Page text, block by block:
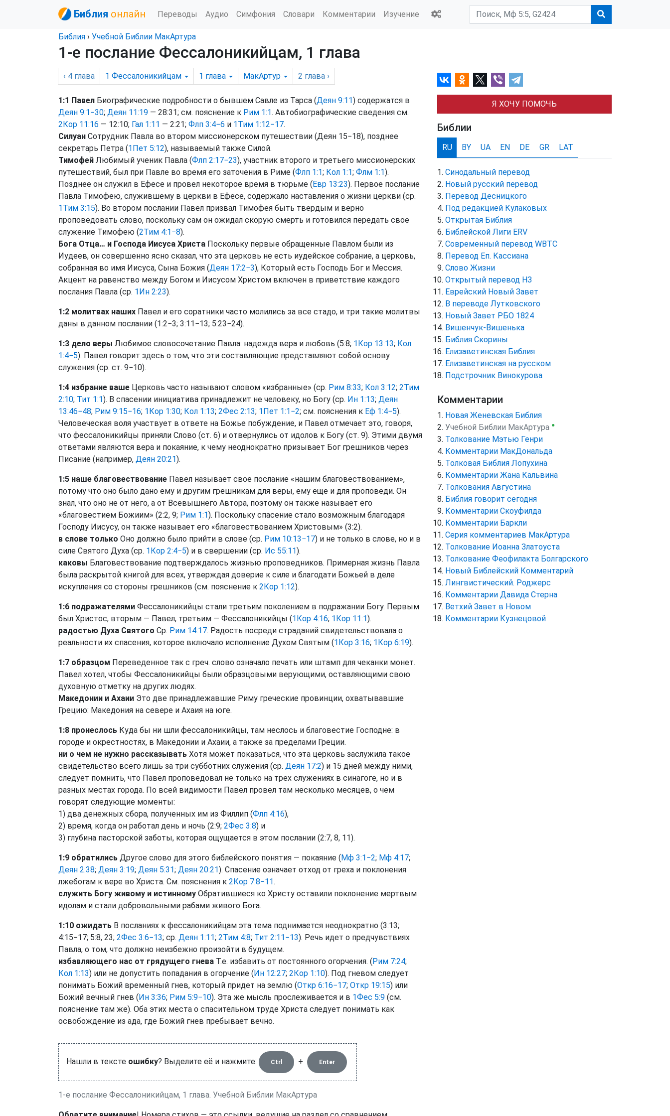
Библия онлайн Переводы Аудио Симфония Словари Комментарии Изучение
Библия › Учебной Библии МакАртура
1-е послание Фессалоникийцам, 1 глава
‹ 4 глава 1 Фессалоникийцам 1 глава МакАртур 2 глава ›
1:1 Павел Биографические подробности о бывшем Савле из Тарса (Деян 9:11) содержатся в
Деян 9:1−30; Деян 11:19 — 28:31; см. пояснение к Рим 1:1. Автобиографические сведения см.
2Кор 11:16 — 12:10; Гал 1:11 — 2:21; Флп 3:4−6 и 1Тим 1:12−17.
Силуан Сотрудник Павла во втором миссионерском путешествии (Деян 15−18), позднее
секретарь Петра (1Пет 5:12), называемый также Силой.
Тимофей Любимый ученик Павла (Флп 2:17−23), участник второго и третьего миссионерских
путешествий, был при Павле во время его заточения в Риме (Флп 1:1; Кол 1:1; Флм 1:1).
Позднее он служил в Ефесе и провел некоторое время в тюрьме (Евр 13:23). Первое послание
Павла Тимофею, служившему в церкви в Ефесе, содержало наставления о жизни церкви (ср.
1Тим 3:15). Во втором послании Павел призвал Тимофея быть твердым и верно
проповедовать слово, поскольку сам он ожидал скорую смерть и готовился передать свое
служение Тимофею (2Тим 4:1−8).
Бога Отца… и Господа Иисуса Христа Поскольку первые обращенные Павлом были из
Иудеев, он совершенно ясно сказал, что эта церковь не есть иудейское собрание, а церковь,
собранная во имя Иисуса, Сына Божия (Деян 17:2−3), Который есть Господь Бог и Мессия.
Акцент на равенство между Богом и Иисусом Христом включен в приветствие каждого
послания Павла (ср. 1Ин 2:23).
1:2 молитвах наших Павел и его соратники часто молились за все стадо, и три такие молитвы
даны в данном послании (1:2−3; 3:11−13; 5:23−24).
1:3 дело веры Любимое словосочетание Павла: надежда вера и любовь (5:8; 1Кор 13:13; Кол
1:4−5). Павел говорит здесь о том, что эти составляющие представляют собой основу
служения (ср. ст. 9−10).
1:4 избрание ваше Церковь часто называют словом «избранные» (ср. Рим 8:33; Кол 3:12; 2Тим
2:10; Тит 1:1). В спасении инициатива принадлежит не человеку, но Богу (ср. Ин 1:13; Деян
13:46−48; Рим 9:15−16; 1Кор 1:30; Кол 1:13; 2Фес 2:13; 1Пет 1:1−2; см. пояснения к Еф 1:4−5).
Человеческая воля участвует в ответе на Божье побуждение, и Павел отмечает это, говоря,
что фессалоникийцы приняли Слово (ст. 6) и отвернулись от идолов к Богу (ст. 9). Этими двумя
ответами являются вера и покаяние, к чему неоднократно призывает Бог грешников через
Писание (например, Деян 20:21).
1:5 наше благовествование Павел называет свое послание «нашим благовествованием»,
потому что оно было дано ему и другим грешникам для веры, ему еще и для проповеди. Он
знал, что оно не от него, а от Всевышнего Автора, поэтому он также называет его
«благовестием Божиим» (2:2, 9; Рим 1:1). Поскольку спасение стало возможным благодаря
Господу Иисусу, он также называет его «благовествованием Христовым» (3:2).
в слове только Оно должно было прийти в слове (ср. Рим 10:13−17) и не только в слове, но и в
силе Святого Духа (ср. 1Кор 2:4−5) и в свершении (ср. Ис 55:11).
каковы Благовествование подтверждалось жизнью проповедников. Примерная жизнь Павла
была раскрытой книгой для всех, утверждая доверие к силе и благодати Божьей в деле
искупления со стороны грешников (см. пояснение к 2Кор 1:12).
1:6 подражателями Фессалоникийцы стали третьим поколением в подражании Богу. Первым
был Христос, вторым — Павел, третьим — Фессалоникийцы (1Кор 4:16; 1Кор 11:1).
радостью Духа Святого Ср. Рим 14:17. Радость посреди страданий свидетельствовала о
реальности их спасения, которое включало исполнение Духом Святым (1Кор 3:16; 1Кор 6:19).
1:7 образцом Переведенное так с греч. слово означало печать или штамп для чеканки монет.
Павел хотел, чтобы Фессалоникийцы были образцовыми верующими, оставляющими свою
духовную отметку на других людях.
Македонии и Ахаии Это две принадлежавшие Риму греческие провинции, охватывавшие
Грецию: Македония на севере и Ахаия на юге.
1:8 пронеслось Куда бы ни шли фессалоникийцы, там неслось и благовестие Господне: в
городе и окрестностях, в Македонии и Ахаии, а также за пределами Греции.
ни о чем не нужно рассказывать Хотя может показаться, что эта церковь заслужила такое
свидетельство всего лишь за три субботних служения (ср. Деян 17:2) и 15 дней между ними,
следует помнить, что Павел проповедовал не только на трех служениях в синагоге, но и в
разных местах города. По всей видимости Павел провел там несколько месяцев, о чем
говорят следующие моменты:
1) два денежных сбора, полученных им из Филлип (Флп 4:16),
2) время, когда он работал день и ночь (2:9; 2Фес 3:8) и
3) глубина пасторской заботы, которая ощущается в этом послании (2:7, 8, 11).
1:9 обратились Другое слово для этого библейского понятия — покаяние (Мф 3:1−2; Мф 4:17;
Деян 2:38; Деян 3:19; Деян 5:31; Деян 20:21). Спасение означает отход от греха и поклонения
лжебогам к вере во Христа. См. пояснения к 2Кор 7:8−11.
служить Богу живому и истинному Обратившиеся ко Христу оставили поклонение мертвым
идолам и стали добровольными рабами живого Бога.
1:10 ожидать В посланиях к фессалоникийцам эта тема поднимается неоднократно (3:13;
4:15−17; 5:8, 23; 2Фес 3:6−13; ср. Деян 1:11; 2Тим 4:8; Тит 2:11−13). Речь идет о предчувствиях
Павла, о том, что должно неизбежно произойти в будущем.
избавляющего нас от грядущего гнева Т.е. избавить от постоянного огорчения. (Рим 7:24;
Кол 1:13) или не допустить попадания в огорчение (Ин 12:27; 2Кор 1:10). Под гневом следует
понимать Божий временный гнев, который придет на землю (Откр 6:16−17; Откр 19:15) или
Божий вечный гнев (Ин 3:36; Рим 5:9−10). Эта же мысль прослеживается и в 1Фес 5:9 (см.
пояснение там же). Оба этих места о спасительном труде Христа следует понимать как
освобождение из ада, где Божий гнев пребывает вечно.
Нашли в тексте ошибку? Выделите её и нажмите: Ctrl + Enter
1-е послание Фессалоникийцам, 1 глава. Учебной Библии МакАртура
Я ХОЧУ ПОМОЧЬ
Библии
RU BY UA EN DE GR LAT
Синодальный перевод
Новый русский перевод
Перевод Десницкого
Под редакцией Кулаковых
Открытая Библия
Библейской Лиги ERV
Cовременный перевод WBTC
Перевод Еп. Кассиана
Слово Жизни
Открытый перевод НЗ
Еврейский Новый Завет
В переводе Лутковского
Новый Завет РБО 1824
Вишенчук-Вишенька
Библия Скорины
Елизаветинская Библия
Елизаветинская на русском
Подстрочник Винокурова
Комментарии
Новая Женевская Библия
Учебной Библии МакАртура ●
Толкование Мэтью Генри
Комментарии МакДональда
Толковая Библия Лопухина
Комментарии Жана Кальвина
Толкования Августина
Библия говорит сегодня
Комментарии Скоуфилда
Комментарии Баркли
Серия комментариев МакАртура
Толкование Иоанна Златоуста
Толкование Феофилакта Болгарского
Новый Библейский Комментарий
Лингвистический. Роджерс
Комментарии Давида Стерна
Ветхий Завет в Новом
Комментарии Кузнецовой